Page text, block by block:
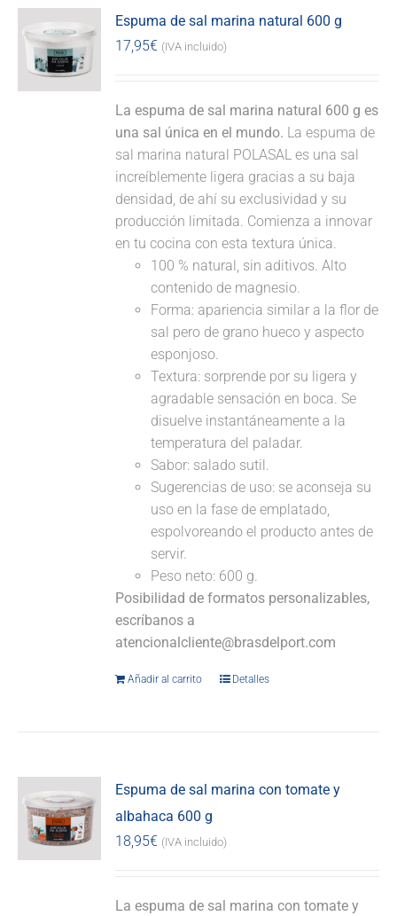
Espuma de sal marina natural 600 g
17,95€ (IVA incluido)
La espuma de sal marina natural 600 g es
una sal única en el mundo. La espuma de
sal marina natural POLASAL es una sal
increíblemente ligera gracias a su baja
densidad, de ahí su exclusividad y su
producción limitada. Comienza a innovar
en tu cocina con esta textura única.
100 % natural, sin aditivos. Alto
contenido de magnesio.
Forma: apariencia similar a la flor de
sal pero de grano hueco y aspecto
esponjoso.
Textura: sorprende por su ligera y
agradable sensación en boca. Se
disuelve instantáneamente a la
temperatura del paladar.
Sabor: salado sutil.
Sugerencias de uso: se aconseja su
uso en la fase de emplatado,
espolvoreando el producto antes de
servir.
Peso neto: 600 g.
Posibilidad de formatos personalizables,
escríbanos a
atencionalcliente@brasdelport.com
Añadir al carrito Detalles
Espuma de sal marina con tomate y
albahaca 600 g
18,95€ (IVA incluido)
La espuma de sal marina con tomate y